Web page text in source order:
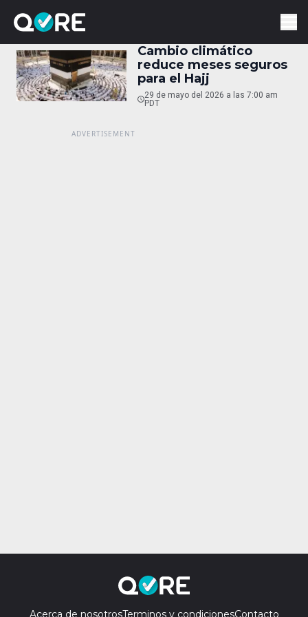
Cambio climático
reduce meses seguros
para el Hajj
29 de mayo del 2026 a las 7:00 am
PDT
Acerca de nosotrosTerminos y condicionesContacto